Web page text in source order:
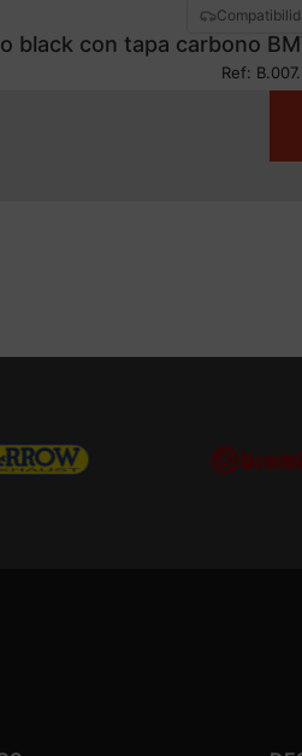
black con tapa carbono
Ref: